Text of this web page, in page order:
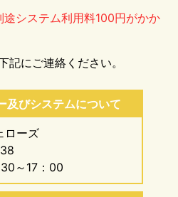
システム利用料100円がかか
記にご連絡ください。
及びシステムについて
ローズ
～17：00